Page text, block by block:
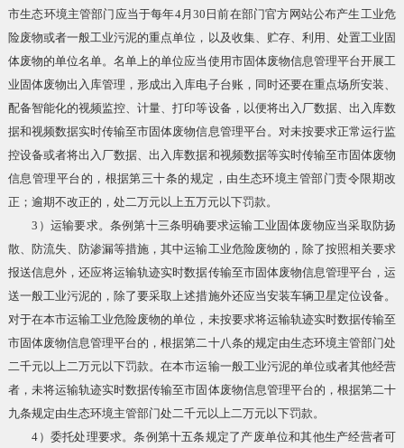
市生态环境主管部门应当于每年4月30日前在部门官方网站公布产生工业危
险废物或者一般工业污泥的重点单位，以及收集、贮存、利用、处置工业固
体废物的单位名单。名单上的单位应当使用市固体废物信息管理平台开展工
业固体废物出入库管理，形成出入库电子台账，同时还要在重点场所安装、
配备智能化的视频监控、计量、打印等设备，以便将出入厂数据、出入库数
据和视频数据实时传输至市固体废物信息管理平台。对未按要求正常运行监
控设备或者将出入厂数据、出入库数据和视频数据等实时传输至市固体废物
信息管理平台的，根据第三十条的规定，由生态环境主管部门责令限期改
正；逾期不改正的，处二万元以上五万元以下罚款。
3）运输要求。条例第十三条明确要求运输工业固体废物应当采取防扬
散、防流失、防渗漏等措施，其中运输工业危险废物的，除了按照相关要求
报送信息外，还应将运输轨迹实时数据传输至市固体废物信息管理平台，运
送一般工业污泥的，除了要采取上述措施外还应当安装车辆卫星定位设备。
对于在本市运输工业危险废物的单位，未按要求将运输轨迹实时数据传输至
市固体废物信息管理平台的，根据第二十八条的规定由生态环境主管部门处
二千元以上二万元以下罚款。在本市运输一般工业污泥的单位或者其他经营
者，未将运输轨迹实时数据传输至市固体废物信息管理平台的，根据第二十
九条规定由生态环境主管部门处二千元以上二万元以下罚款。
4）委托处理要求。条例第十五条规定了产废单位和其他生产经营者可